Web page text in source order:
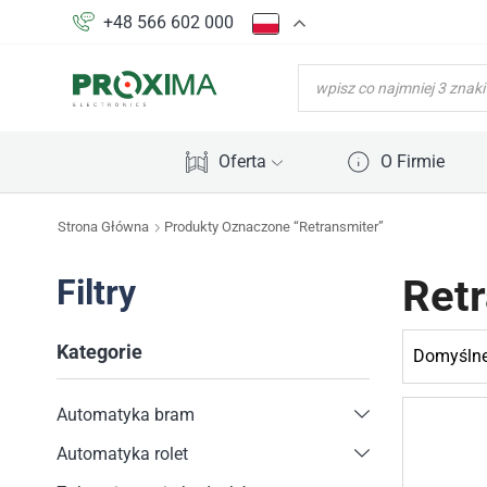
+48 566 602 000
WYSZUKIWARKA
PRODUKTÓW
Oferta O Firmie
Strona Główna Produkty Oznaczone “Retransmiter”
Filtry
Kategorie
Automatyka bram
Automatyka rolet